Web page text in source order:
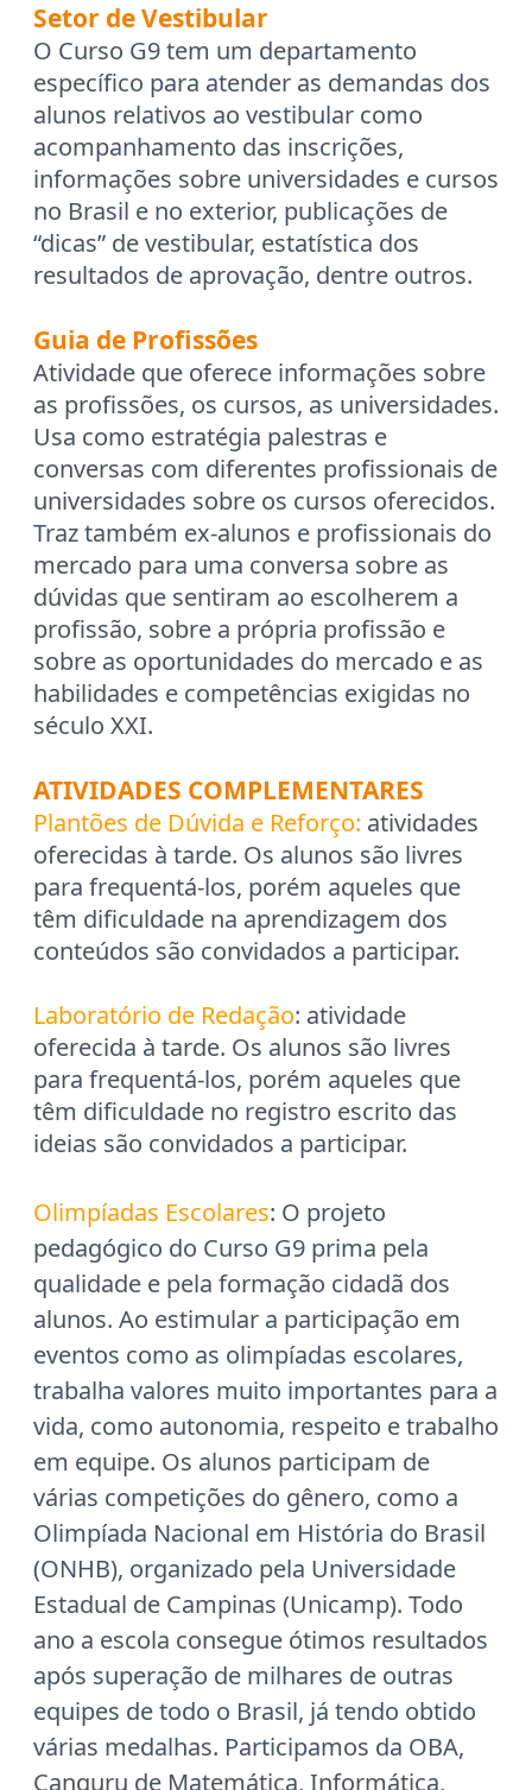
Setor de Vestibular
O Curso G9 tem um departamento
específico para atender as demandas dos
alunos relativos ao vestibular como
acompanhamento das inscrições,
informações sobre universidades e cursos
no Brasil e no exterior, publicações de
“dicas” de vestibular, estatística dos
resultados de aprovação, dentre outros.
Guia de Profissões
Atividade que oferece informações sobre
as profissões, os cursos, as universidades.
Usa como estratégia palestras e
conversas com diferentes profissionais de
universidades sobre os cursos oferecidos.
Traz também ex-alunos e profissionais do
mercado para uma conversa sobre as
dúvidas que sentiram ao escolherem a
profissão, sobre a própria profissão e
sobre as oportunidades do mercado e as
habilidades e competências exigidas no
século XXI.
ATIVIDADES COMPLEMENTARES
Plantões de Dúvida e Reforço: atividades
oferecidas à tarde. Os alunos são livres
para frequentá-los, porém aqueles que
têm dificuldade na aprendizagem dos
conteúdos são convidados a participar.
Laboratório de Redação: atividade
oferecida à tarde. Os alunos são livres
para frequentá-los, porém aqueles que
têm dificuldade no registro escrito das
ideias são convidados a participar.
Olimpíadas Escolares: O projeto
pedagógico do Curso G9 prima pela
qualidade e pela formação cidadã dos
alunos. Ao estimular a participação em
eventos como as olimpíadas escolares,
trabalha valores muito importantes para a
vida, como autonomia, respeito e trabalho
em equipe. Os alunos participam de
várias competições do gênero, como a
Olimpíada Nacional em História do Brasil
(ONHB), organizado pela Universidade
Estadual de Campinas (Unicamp). Todo
ano a escola consegue ótimos resultados
após superação de milhares de outras
equipes de todo o Brasil, já tendo obtido
várias medalhas. Participamos da OBA,
Canguru de Matemática, Informática,